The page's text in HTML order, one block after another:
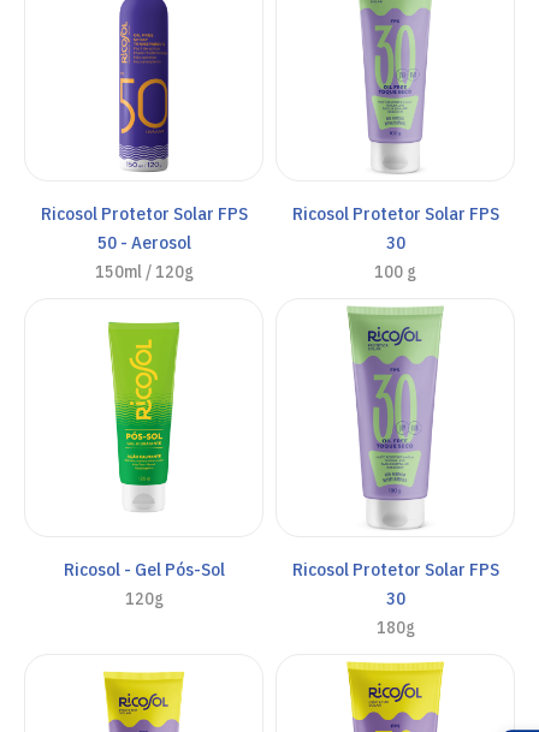
Ricosol Protetor Solar FPS
50 - Aerosol
150ml / 120g
Ricosol Protetor Solar FPS
30
100 g
Ricosol - Gel Pós-Sol
120g
Ricosol Protetor Solar FPS
30
180g